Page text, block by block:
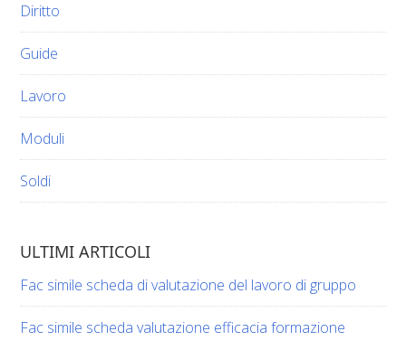
Diritto
Guide
Lavoro
Moduli
Soldi
ULTIMI ARTICOLI
Fac simile scheda di valutazione del lavoro di gruppo​​
Fac simile scheda valutazione efficacia formazione​​